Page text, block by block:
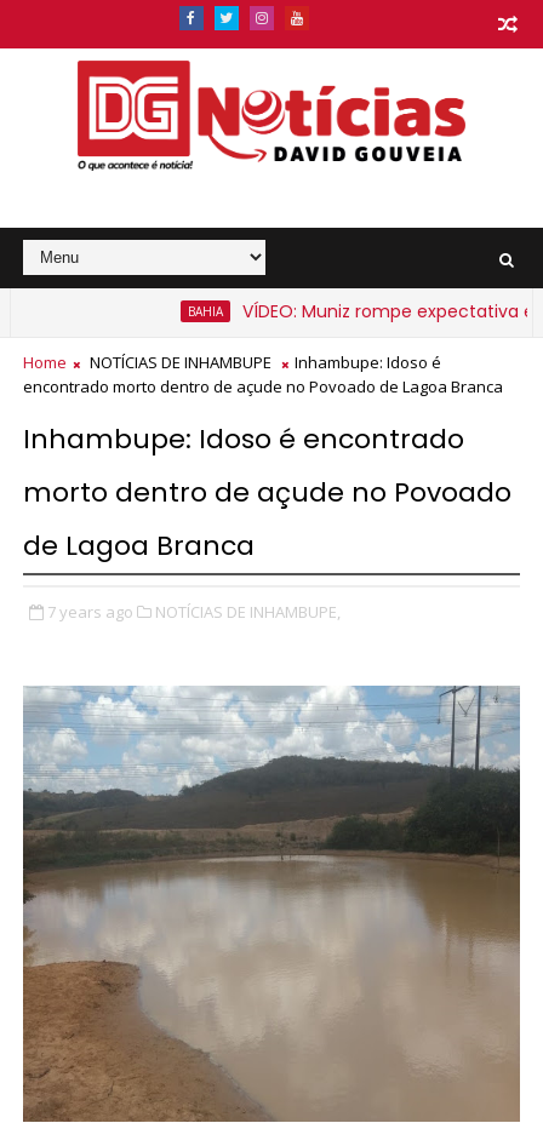
VÍDEO: Muniz rompe expectativa e
Home NOTÍCIAS DE INHAMBUPE
Inhambupe: Idoso é
encontrado morto dentro de açude no Povoado de Lagoa Branca
Inhambupe: Idoso é encontrado
morto dentro de açude no Povoado
de Lagoa Branca
7 years ago NOTÍCIAS DE INHAMBUPE,